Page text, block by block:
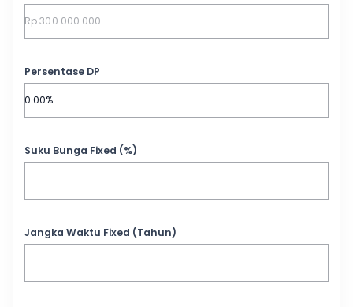
Persentase DP
Suku Bunga Fixed (%)
Jangka Waktu Fixed (Tahun)